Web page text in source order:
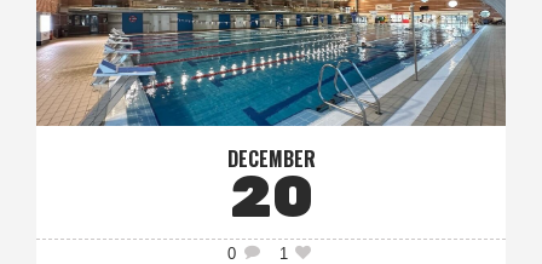
DECEMBER
20
0 1